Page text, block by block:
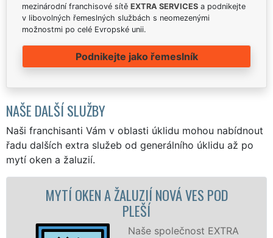
mezinárodní franchisové sítě EXTRA SERVICES a podnikejte
v libovolných řemeslných službách s neomezenými
možnostmi po celé Evropské unii.
Podnikejte jako řemeslník
NAŠE DALŠÍ SLUŽBY
Naši franchisanti Vám v oblasti úklidu mohou nabídnout
řadu dalších extra služeb od generálního úklidu až po
mytí oken a žaluzií.
A ŽALUZIÍ NOVÁ VES POD
Naše společnost EXTRA
MYTÍ